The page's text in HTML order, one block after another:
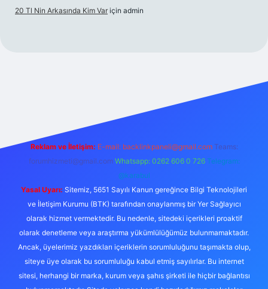
20 Tl Nin Arkasında Kim Var için admin
Reklam ve İletişim: E-mail: backlinkpaneli@gmail.com Teams:
forumhizmeti@gmail.com Whatsapp: 0262 606 0 726 Telegram:
@karabul
Yasal Uyarı: Sitemiz, 5651 Sayılı Kanun gereğince Bilgi Teknolojileri
ve İletişim Kurumu (BTK) tarafından onaylanmış bir Yer Sağlayıcı
olarak hizmet vermektedir. Bu nedenle, sitedeki içerikleri proaktif
olarak denetleme veya araştırma yükümlülüğümüz bulunmamaktadır.
Ancak, üyelerimiz yazdıkları içeriklerin sorumluluğunu taşımakta olup,
siteye üye olarak bu sorumluluğu kabul etmiş sayılırlar. Bu internet
sitesi, herhangi bir marka, kurum veya şahıs şirketi ile hiçbir bağlantısı